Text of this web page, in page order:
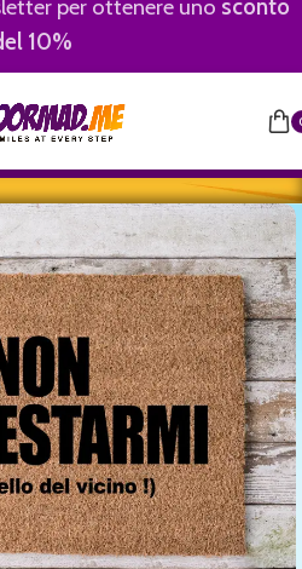
per ottenere uno sconto
10%